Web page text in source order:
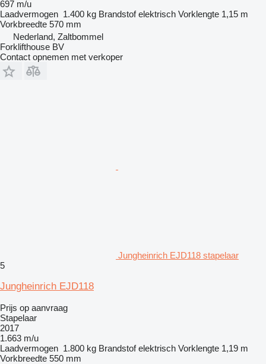
697 m/u
Laadvermogen 1.400 kg Brandstof elektrisch Vorklengte 1,15 m
Vorkbreedte 570 mm
Nederland, Zaltbommel
Forklifthouse BV
Contact opnemen met verkoper
Jungheinrich EJD118 stapelaar
5
Jungheinrich EJD118
Prijs op aanvraag
Stapelaar
2017
1.663 m/u
Laadvermogen 1.800 kg Brandstof elektrisch Vorklengte 1,19 m
Vorkbreedte 550 mm